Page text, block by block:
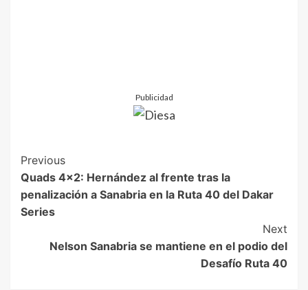
Publicidad
Previous
Quads 4×2: Hernández al frente tras la
penalización a Sanabria en la Ruta 40 del Dakar
Series
Next
Nelson Sanabria se mantiene en el podio del
Desafío Ruta 40